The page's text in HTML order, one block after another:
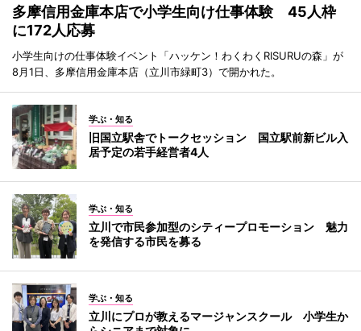
多摩信用金庫本店で小学生向け仕事体験 45人枠
に172人応募
小学生向けの仕事体験イベント「ハッケン！わくわくRISURUの森」が
8月1日、多摩信用金庫本店（立川市緑町3）で開かれた。
学ぶ・知る
旧国立駅舎でトークセッション 国立駅前新ビル入
居予定の若手経営者4人
学ぶ・知る
立川で市民参加型のシティープロモーション 魅力
を発信する市民を募る
学ぶ・知る
立川にプロが教えるマージャンスクール 小学生か